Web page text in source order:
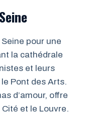
pour une
la cathédrale
et leurs
Pont des Arts.
d’amour, offre
Cité et le Louvre.